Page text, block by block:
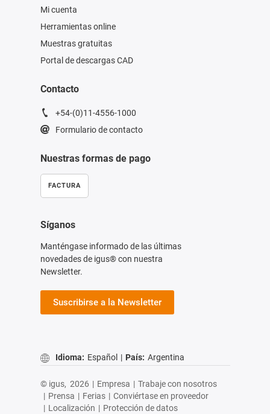
Mi cuenta
Herramientas online
Muestras gratuitas
Portal de descargas CAD
Contacto
+54-(0)11-4556-1000
Formulario de contacto
Nuestras formas de pago
FACTURA
Síganos
Manténgase informado de las últimas
novedades de igus® con nuestra
Newsletter.
Suscribirse a la Newsletter
Idioma: Español | País: Argentina
© igus, 2026 | Empresa | Trabaje con nosotros
| Prensa | Ferias | Conviértase en proveedor
| Localización | Protección de datos